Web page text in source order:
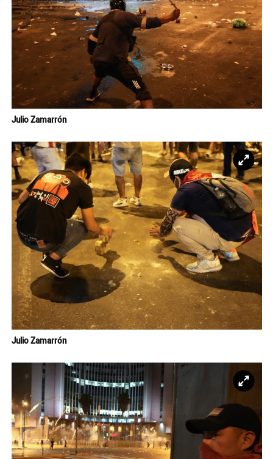
Julio Zamarrón
Julio Zamarrón